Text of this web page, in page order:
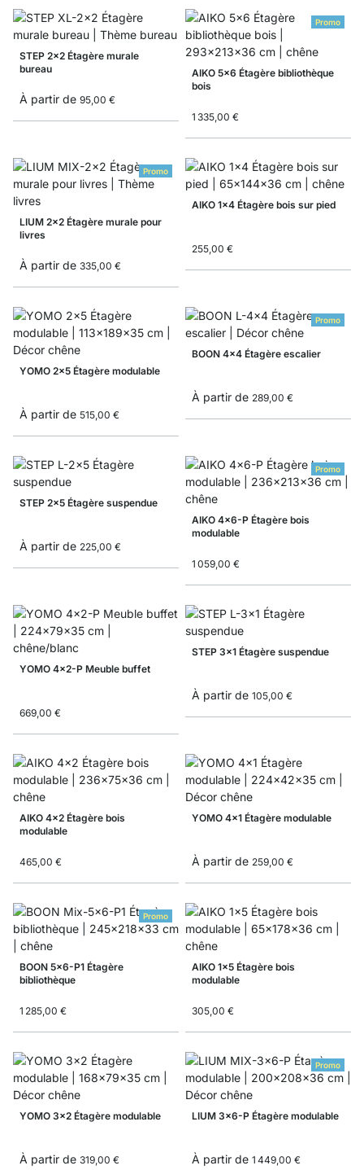
STEP 2x2 Étagère murale
bureau
À partir de 95,00 €
Promo
AIKO 5x6 Étagère bibliothèque
bois
1 335,00 €
Promo
LIUM 2x2 Étagère murale pour
livres
À partir de 335,00 €
AIKO 1x4 Étagère bois sur pied
255,00 €
YOMO 2x5 Étagère modulable
À partir de 515,00 €
Promo
BOON 4x4 Étagère escalier
À partir de 289,00 €
STEP 2x5 Étagère suspendue
À partir de 225,00 €
Promo
AIKO 4x6-P Étagère bois
modulable
1 059,00 €
YOMO 4x2-P Meuble buffet
669,00 €
STEP 3x1 Étagère suspendue
À partir de 105,00 €
AIKO 4x2 Étagère bois
modulable
465,00 €
YOMO 4x1 Étagère modulable
À partir de 259,00 €
Promo
BOON 5x6-P1 Étagère
bibliothèque
1 285,00 €
AIKO 1x5 Étagère bois
modulable
305,00 €
YOMO 3x2 Étagère modulable
À partir de 319,00 €
Promo
LIUM 3x6-P Étagère modulable
À partir de 1 449,00 €